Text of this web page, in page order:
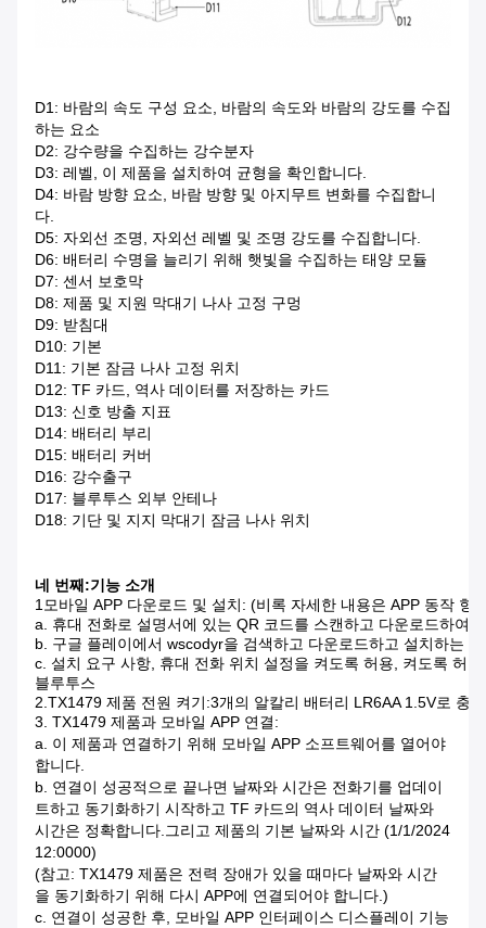
D1: 바람의 속도 구성 요소, 바람의 속도와 바람의 강도를 수집
하는 요소
D2: 강수량을 수집하는 강수분자
D3: 레벨, 이 제품을 설치하여 균형을 확인합니다.
D4: 바람 방향 요소, 바람 방향 및 아지무트 변화를 수집합니
다.
D5: 자외선 조명, 자외선 레벨 및 조명 강도를 수집합니다.
D6: 배터리 수명을 늘리기 위해 햇빛을 수집하는 태양 모듈
D7: 센서 보호막
D8: 제품 및 지원 막대기 나사 고정 구멍
D9: 받침대
D10: 기본
D11: 기본 잠금 나사 고정 위치
D12: TF 카드, 역사 데이터를 저장하는 카드
D13: 신호 방출 지표
D14: 배터리 부리
D15: 배터리 커버
D16: 강수출구
D17: 블루투스 외부 안테나
D18: 기단 및 지지 막대기 잠금 나사 위치
네 번째:기능 소개
1모바일 APP 다운로드 및 설치: (비록 자세한 내용은 APP 동작 항
a. 휴대 전화로 설명서에 있는 QR 코드를 스캔하고 다운로드하여
b. 구글 플레이에서 wscodyr을 검색하고 다운로드하고 설치하는
c. 설치 요구 사항, 휴대 전화 위치 설정을 켜도록 허용, 켜도록 허용
블루투스
2.TX1479 제품 전원 켜기:3개의 알칼리 배터리 LR6AA 1.5V로 충
3. TX1479 제품과 모바일 APP 연결:
a. 이 제품과 연결하기 위해 모바일 APP 소프트웨어를 열어야
합니다.
b. 연결이 성공적으로 끝나면 날짜와 시간은 전화기를 업데이
트하고 동기화하기 시작하고 TF 카드의 역사 데이터 날짜와
시간은 정확합니다.그리고 제품의 기본 날짜와 시간 (1/1/2024
12:0000)
(참고: TX1479 제품은 전력 장애가 있을 때마다 날짜와 시간
을 동기화하기 위해 다시 APP에 연결되어야 합니다.)
c. 연결이 성공한 후, 모바일 APP 인터페이스 디스플레이 기능